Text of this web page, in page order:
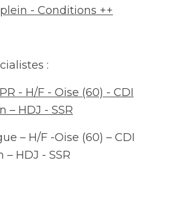
- Conditions ++
:
- H/F - Oise (60) - CDI
– HDJ - SSR
– H/F -Oise (60) – CDI
HDJ - SSR